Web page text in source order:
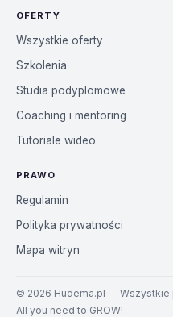
OFERTY
Wszystkie oferty
Szkolenia
Studia podyplomowe
Coaching i mentoring
Tutoriale wideo
PRAWO
Regulamin
Polityka prywatności
Mapa witryn
© 2026 Hudema.pl — Wszystkie
All you need to GROW!